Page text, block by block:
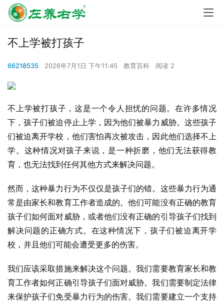
不上学被打孩子
66218535 2026年7月1日 下午11:45 教育百科 阅读 2
不上学被打孩子，这是一个令人担忧的问题。在许多情况
下，孩子们被迫停止上学，因为他们被暴力威胁。这些孩子
们被迫离开学校，他们害怕再次被攻击，因此他们选择不上
学。这种情况对孩子来说，是一种折磨，他们无法获得教
育，也无法找到任何其他方式来解决问题。
然而，这种暴力行为不仅仅是孩子们的错。这些暴力行为通
常是由家长和教育工作者造成的。他们可能没有正确的教育
孩子们如何面对威胁，或者他们没有正确的引导孩子们找到
解决问题的正确方式。在这种情况下，孩子们被迫离开学
校，并且他们可能会遭受更多的伤害。
我们应该采取措施来解决这个问题。我们需要教育家长和教
育工作者如何正确引导孩子们面对威胁。我们需要制定法律
来保护孩子们免受暴力行为的伤害。我们需要建立一个支持